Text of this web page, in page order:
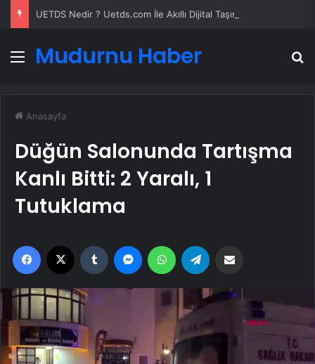
MenüMudurnu Haber
Anasayfa
Düğün Salonunda Tartışma
Kanlı Bitti: 2 Yaralı, 1
Tutuklama
Facebook Tumblr MessengerWhatsApp